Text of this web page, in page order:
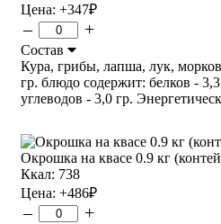
Цена: +347₽
– +
Состав
Кура, грибы, лапша, лук,
гр. блюдо содержит: белков -
углеводов - 3,0 гр.
Окрошка на квасе 0.9 кг
Ккал: 738
Цена: +486₽
– +